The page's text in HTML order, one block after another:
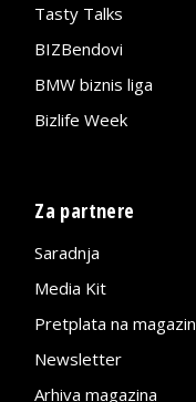
Tasty Talks
BIZBendovi
BMW biznis liga
Bizlife Week
Za partnere
Saradnja
Media Kit
Pretplata na magazin
Newsletter
Arhiva magazina